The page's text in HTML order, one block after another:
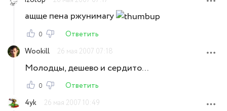
ащще пена ржунимагу
0
Ответить
Wookill
26 мая 2007 07:18
Молодцы, дешево и сердито...
0
Ответить
4yk
26 мая 2007 10:49